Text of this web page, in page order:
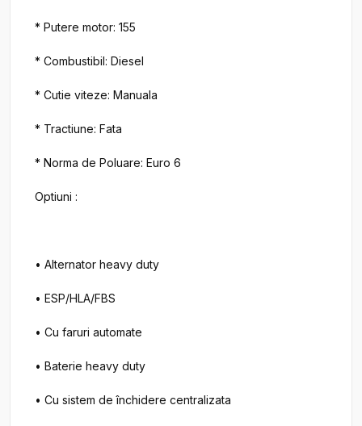
* Putere motor: 155
* Combustibil: Diesel
* Cutie viteze: Manuala
* Tractiune: Fata
* Norma de Poluare: Euro 6
Optiuni :
• Alternator heavy duty
• ESP/HLA/FBS
• Cu faruri automate
• Baterie heavy duty
• Cu sistem de închidere centralizata